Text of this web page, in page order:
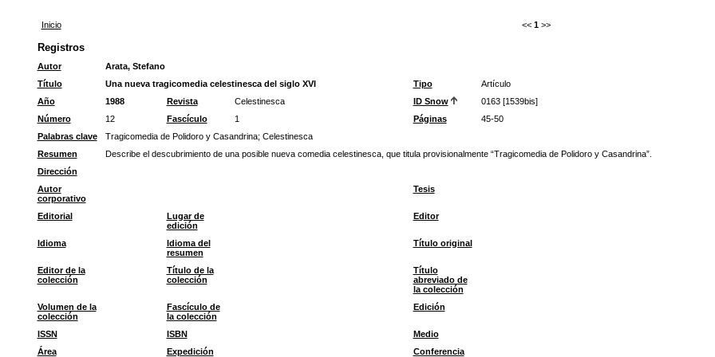
Inicio << 1 >>
Registros
Autor
Arata, Stefano
Título
Una nueva tragicomedia celestinesca del siglo XVI Tipo
Artículo
Año
1988 Revista Celestinesca ID Snow
0163 [1539bis]
Número
12 Fascículo 1 Páginas
45-50
Palabras clave
Tragicomedia de Polidoro y Casandrina; Celestinesca
Resumen
Describe el descubrimiento de una posible nueva comedia celestinesca, que titula provisionalmente “Tragicomedia de Polidoro y Casandrina”.
Dirección
Autor
corporativo
Tesis
Editorial
Lugar de
edición
Editor
Idioma
Idioma del
resumen
Título original
Editor de la
colección
Título de la
colección
Título
abreviado de
la colección
Volumen de la
colección
Fascículo de
la colección
Edición
ISSN ISBN
Medio
Área
Expedición
Conferencia